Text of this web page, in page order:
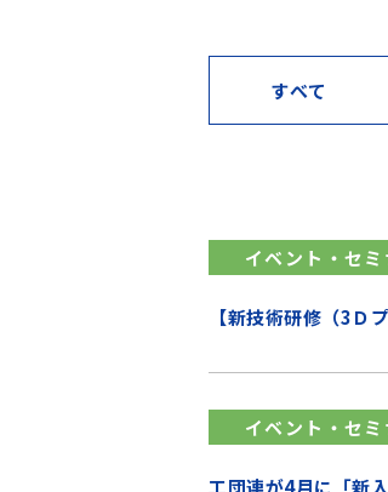
すべて
イベント・セ
【新技術研修（3Ｄ
イベント・セ
工団連が4月に「新